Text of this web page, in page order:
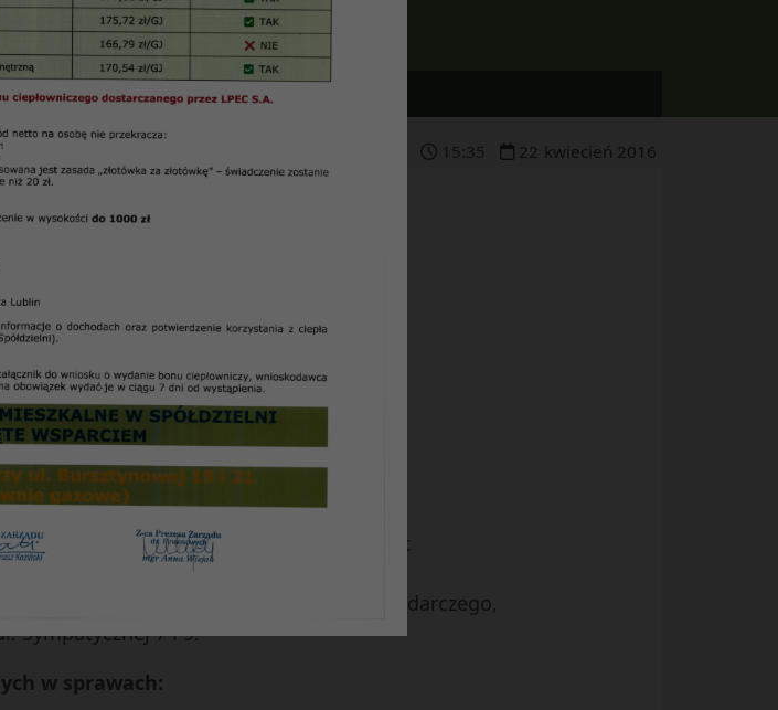
stycznia 2016 r.
15 35 22 kwiecień 2016
„Czuby” w Lublinie
Spółdzielni:
rok
w Lublinie
za 2014 do rozliczenia za okres 2015 r.
w roku 2015
w tym budynku pomieszczenia gospodarczego,
Sympatycznej 7 i 9.
w sprawach: